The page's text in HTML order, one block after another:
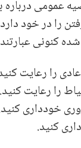
عمومی درباره
را در خود
کنونی عبارتند
را رعایت
را رعایت کنید.
خودداری
کنید.